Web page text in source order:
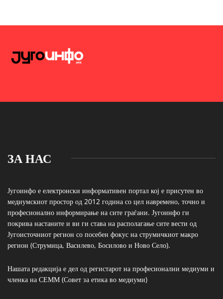
ЗА НАС
Југоинфо е електронски информативен портал кој е присутен во
медиумскиот простор од 2012 година со цел навремено, точно и
професионално информирање на сите граѓани. Југоинфо ги
покрива настаните и ви ги става на располагање сите вести од
Југоисточниот регион со посебен фокус на струмичкиот макро
регион (Струмица, Василево, Босилово и Ново Село).
Нашата редакција е дел од регистарот на професионални медиуми и
членка на СЕММ (Совет за етика во медиуми)